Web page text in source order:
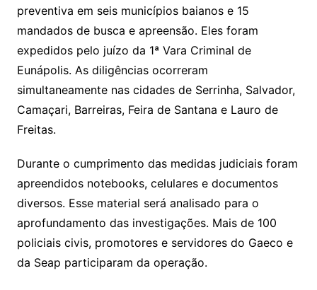
preventiva em seis municípios baianos e 15
mandados de busca e apreensão. Eles foram
expedidos pelo juízo da 1ª Vara Criminal de
Eunápolis. As diligências ocorreram
simultaneamente nas cidades de Serrinha, Salvador,
Camaçari, Barreiras, Feira de Santana e Lauro de
Freitas.
Durante o cumprimento das medidas judiciais foram
apreendidos notebooks, celulares e documentos
diversos. Esse material será analisado para o
aprofundamento das investigações. Mais de 100
policiais civis, promotores e servidores do Gaeco e
da Seap participaram da operação.